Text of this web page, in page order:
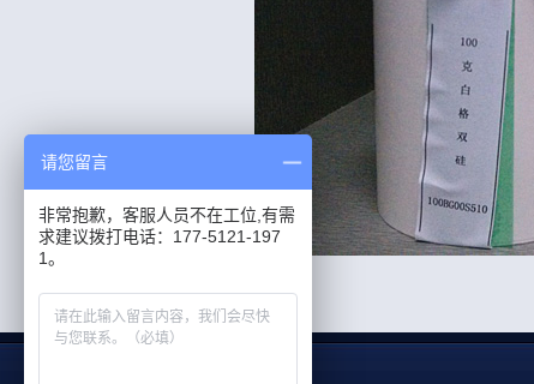
请您留言
非常抱歉，客服人员不在工位,有需
求建议拨打电话：177-5121-197
1。